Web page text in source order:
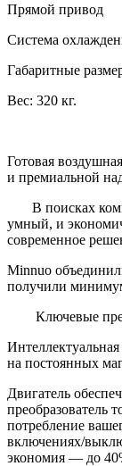
Прямой привод
Система
Габаритные
Вес: 320 кг.
Готовая
и премиальной
В поисках
умный, и
современное
Minnuo
получили
Ключевые
на постоянных
Двигатель
преобразователь
потребление
включениях/
экономия — до